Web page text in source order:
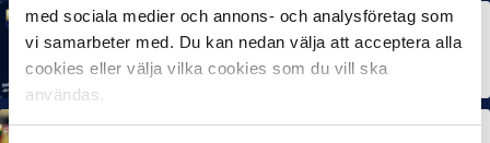
med sociala medier och annons- och analysföretag som
vi samarbeter med. Du kan nedan välja att acceptera alla
cookies eller välja vilka cookies som du vill ska
användas.
Rösta på Månadens Spelare & Tränare i juli
7 AUG 2026